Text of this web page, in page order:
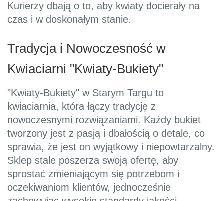
Kurierzy dbają o to, aby kwiaty docierały na
czas i w doskonałym stanie.
Tradycja i Nowoczesność w
Kwiaciarni "Kwiaty-Bukiety"
"Kwiaty-Bukiety" w Starym Targu to
kwiaciarnia, która łączy tradycję z
nowoczesnymi rozwiązaniami. Każdy bukiet
tworzony jest z pasją i dbałością o detale, co
sprawia, że jest on wyjątkowy i niepowtarzalny.
Sklep stale poszerza swoją ofertę, aby
sprostać zmieniającym się potrzebom i
oczekiwaniom klientów, jednocześnie